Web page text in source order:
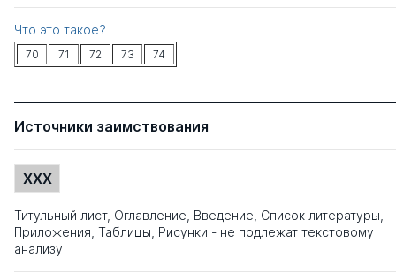
Что это такое?
70 71 72 73 74
Источники заимствования
XXX
Титульный лист, Оглавление, Введение, Список литературы,
Приложения, Таблицы, Рисунки - не подлежат текстовому
анализу